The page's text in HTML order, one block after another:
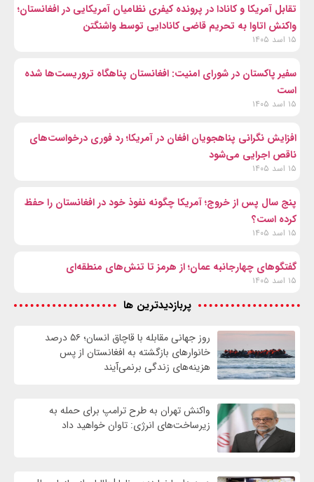
تقابل آمریکا و کانادا در پرونده کیفری نظامیان آمریکایی در افغانستان؛
واکنش اتاوا به تحریم قاضی کانادایی توسط واشنگتن
۱۵ اسد ۱۴۰۵
سفیر پاکستان در شورای امنیت: افغانستان پناهگاه تروریست‌ها شده
است
۱۵ اسد ۱۴۰۵
افزایش نگرانی پناهجویان افغان در آمریکا؛ رد فوری درخواست‌های
ناقص اجرایی می‌شود
۱۵ اسد ۱۴۰۵
پنج سال پس از خروج؛ آمریکا چگونه نفوذ خود در افغانستان را حفظ
کرده است؟
۱۵ اسد ۱۴۰۵
گفتگوهای چهارجانبه عمان؛ از هرمز تا تنش‌های منطقه‌ای
۱۵ اسد ۱۴۰۵
پربازدیدترین ها
روز جهانی مقابله با قاچاق انسان؛ ۵۶ درصد
خانوارهای بازگشته به افغانستان از پس
هزینه‌های زندگی برنمی‌آیند
واکنش تهران به طرح ترامپ برای حمله به
زیرساخت‌های انرژی: تاوان خواهید داد